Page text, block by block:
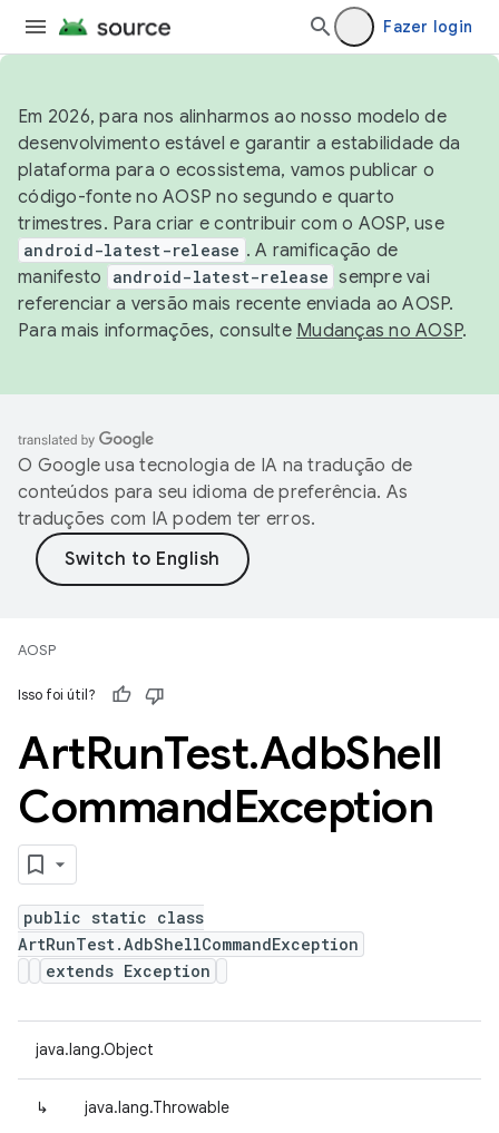
Fazer login
Em 2026, para nos alinharmos ao nosso modelo de
desenvolvimento estável e garantir a estabilidade da
plataforma para o ecossistema, vamos publicar o
código-fonte no AOSP no segundo e quarto
trimestres. Para criar e contribuir com o AOSP, use
android-latest-release . A ramificação de
manifesto
android-latest-release sempre vai
referenciar a versão mais recente enviada ao AOSP.
Para mais informações, consulte Mudanças no AOSP.
O Google usa tecnologia de IA na tradução de
conteúdos para seu idioma de preferência. As
traduções com IA podem ter erros.
AOSP
Isso foi útil?
ArtRunTest.AdbShell
CommandException
public static class
ArtRunTest.AdbShellCommandException
extends Exception
java.lang.Object
↳ java.lang.Throwable